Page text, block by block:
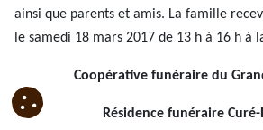
ainsi que parents et amis. La famille
le samedi 18 mars 2017 de 13 h à 16 h à
Coopérative funéraire du
Résidence funéraire